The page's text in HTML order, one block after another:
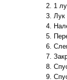
1
Лук